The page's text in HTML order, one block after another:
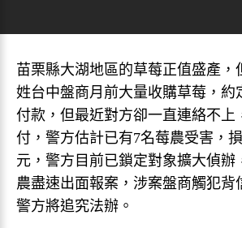
苗栗縣大湖地區的草莓正值盛產，
姓台中盤商月前大量收購草莓，約
付款，但最近對方卻一直連絡不上
付，警方估計已有7名莓農受害，
元，警方目前已鎖定對象擴大偵辦
農盡速出面報案，涉案盤商觸犯背
警方將追究法辦。